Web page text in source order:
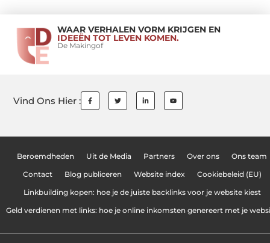
WAAR VERHALEN VORM KRIJGEN EN
IDEEËN TOT LEVEN KOMEN.
De Makingof
Vind Ons Hier :
Beroemdheden Uit de Media Partners Over ons Ons team
Contact Blog publiceren Website index Cookiebeleid (EU)
Linkbuilding kopen: hoe je de juiste backlinks voor je website kiest
Geld verdienen met links: hoe je online inkomsten genereert met je